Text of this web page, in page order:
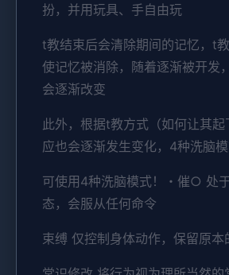
扮，并用玩具、手自由玩
t教结束后会清除期间的记忆，t
使记忆被消除，随着逐渐被开发
会逐渐改变
此外，根据t教方式（如何让其起
应也会逐渐发生变化，4种洗脑
可使用4种洗脑模式！・催○ 处
态，会服从任何命令
束缚 仅控制身体动作，保留原本